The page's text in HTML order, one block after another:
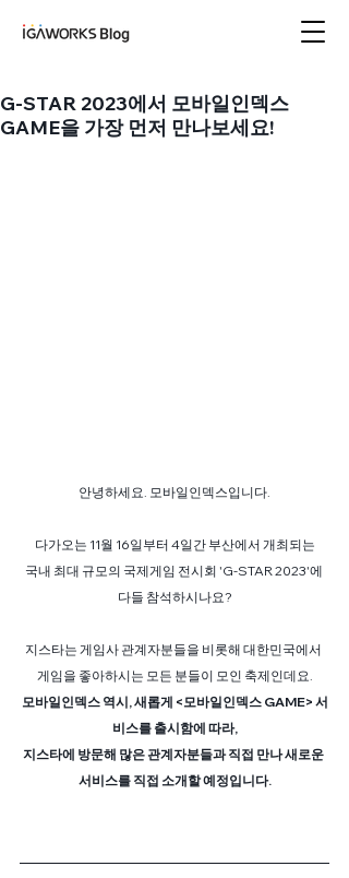
G-STAR 2023에서 모바일인덱스
GAME을 가장 먼저 만나보세요!
안녕하세요. 모바일인덱스입니다.
다가오는 11월 16일부터 4일간 부산에서 개최되는
국내 최대 규모의 국제게임 전시회 'G-STAR 2023'에
다들 참석하시나요?
지스타는 게임사 관계자분들을 비롯해 대한민국에서
게임을 좋아하시는 모든 분들이 모인 축제인데요.
모바일인덱스 역시, 새롭게 <모바일인덱스 GAME> 서
비스를 출시함에 따라,
지스타에 방문해 많은 관계자분들과 직접 만나 새로운
서비스를 직접 소개할 예정입니다.